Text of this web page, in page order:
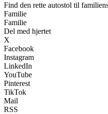
Find den rette autostol til
Familie
Familie
Del med hjertet
X
Facebook
Instagram
LinkedIn
YouTube
Pinterest
TikTok
Mail
RSS